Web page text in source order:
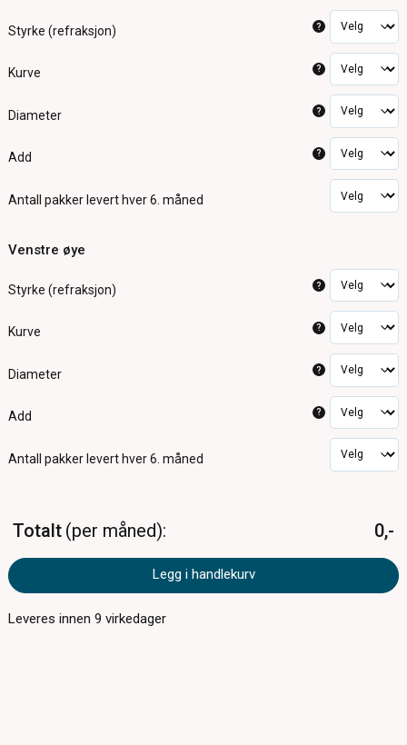
Styrke (refraksjon) ?
Kurve ?
Diameter ?
Add ?
Antall pakker levert hver 6. måned
Venstre øye
Styrke (refraksjon) ?
Kurve ?
Diameter ?
Add ?
Antall pakker levert hver 6. måned
Totalt per måned 0,-
Legg i handlekurv
Leveres innen9 virkedager